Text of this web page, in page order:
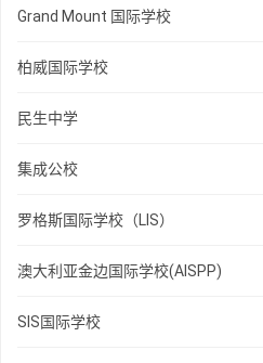
Grand Mount 国际学校
柏威国际学校
民生中学
集成公校
罗格斯国际学校（LIS）
澳大利亚金边国际学校(AISPP)
SIS国际学校